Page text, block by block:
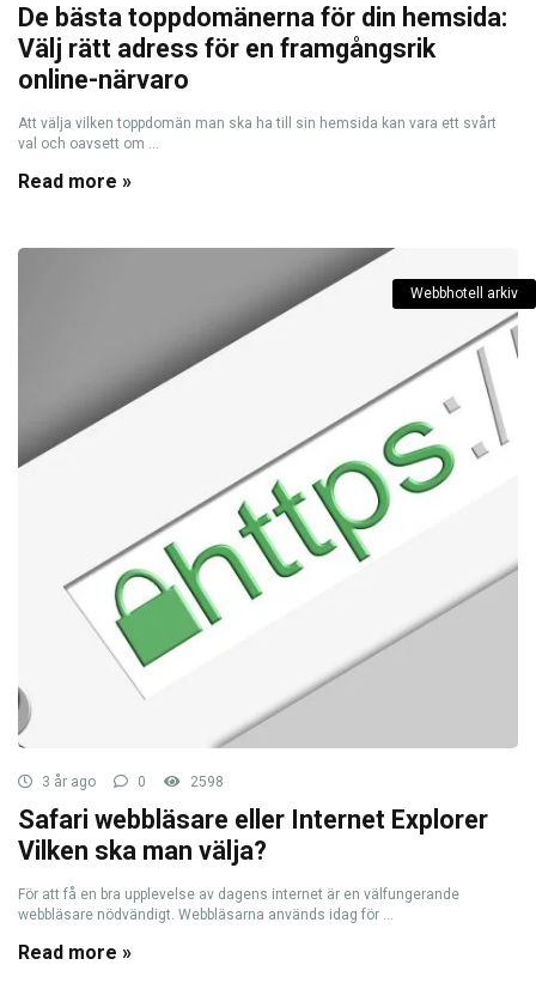
De bästa toppdomänerna för din hemsida:
Välj rätt adress för en framgångsrik
online-närvaro
Att välja vilken toppdomän man ska ha till sin hemsida kan vara ett svårt
val och oavsett om ...
Read more »
Webbhotell arkiv
3 år ago 0 2598
Safari webbläsare eller Internet Explorer
Vilken ska man välja?
För att få en bra upplevelse av dagens internet är en välfungerande
webbläsare nödvändigt. Webbläsarna används idag för ...
Read more »